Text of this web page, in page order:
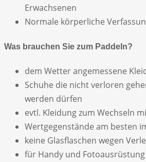
Erwachsenen
Normale körperliche
Was brauchen Sie zum Paddeln?
dem Wetter angemessene
Schuhe die nicht verloren
werden dürfen
evtl. Kleidung zum Wechseln
Wertgegenstände am besten
keine Glasflaschen wegen
für Handy und